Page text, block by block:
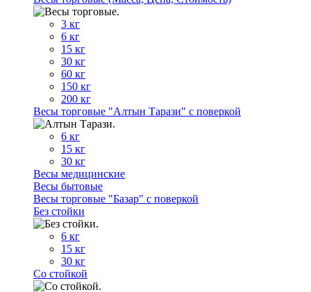
3 кг
6 кг
15 кг
30 кг
60 кг
150 кг
200 кг
Весы торговые "Алтын Тарази" с поверкой
6 кг
15 кг
30 кг
Весы медицинские
Весы бытовые
Весы торговые "Базар" с поверкой
Без стойки
6 кг
15 кг
30 кг
Со стойкой